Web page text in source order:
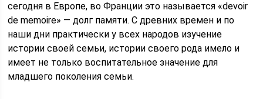
сегодня в Европе, во Франции это называется «devoir
de memoire» — долг памяти. С древних времен и по
наши дни практически у всех народов изучение
истории своей семьи, истории своего рода имело и
имеет не только воспитательное значение для
младшего поколения семьи.